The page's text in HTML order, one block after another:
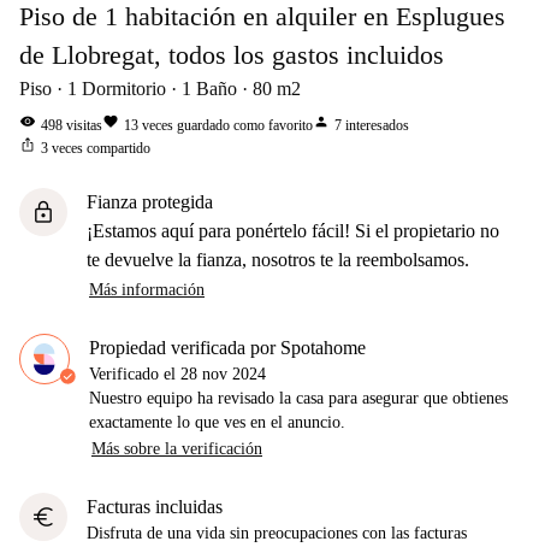
Piso de 1 habitación en alquiler en Esplugues
de Llobregat, todos los gastos incluidos
Piso 1 Dormitorio 1 Baño 80 m2
visibility 498 visitasfavorite 13 veces guardado como favoritoperson 7 interesados
ios_share 3 veces compartido
lock
Fianza protegida
¡Estamos aquí para ponértelo fácil! Si el propietario no
te devuelve la fianza, nosotros te la reembolsamos.
Más información
Propiedad verificada por Spotahome
Verificado el 28 nov 2024
Nuestro equipo ha revisado la casa para asegurar que obtienes
exactamente lo que ves en el anuncio.
Más sobre la verificación
euro Facturas incluidas
Disfruta de una vida sin preocupaciones con las facturas